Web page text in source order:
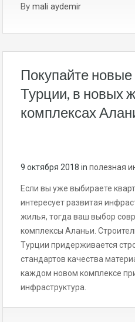
By mali aydemir
Покупайте
Турции, в новых
комплексах
9 октября 2018 in полезная
Если вы уже выбираете
интересует развитая
жилья, тогда ваш выбор
комплексы Аланьи.
Турции придерживается
стандартов качества
каждом новом комплексе
инфраструктура.